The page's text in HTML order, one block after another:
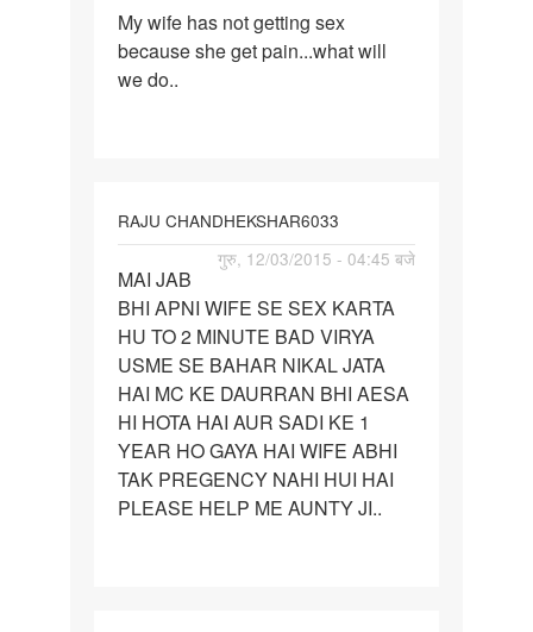
My
wife
has
My wife has not getting sex
because she get pain...what will
we do..
RAJU CHANDHEKSHAR6033
गुरु, 12/03/2015 - 04:45 बजे
MAI
JAB
BHI
APNI
WIFE
SE
SEX
MAI JAB
BHI APNI WIFE SE SEX KARTA
HU TO 2 MINUTE BAD VIRYA
USME SE BAHAR NIKAL JATA
HAI MC KE DAURRAN BHI AESA
HI HOTA HAI AUR SADI KE 1
YEAR HO GAYA HAI WIFE ABHI
TAK PREGENCY NAHI HUI HAI
PLEASE HELP ME AUNTY JI..